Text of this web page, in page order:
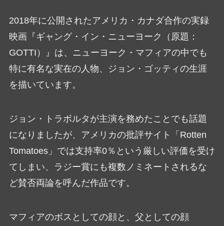
2018年に公開されたアメリカ・カナダ合作の実録
映画『ギャング・イン・ニューヨーク（原題：
GOTTI）』は、ニューヨーク・マフィアの中でも
特に有名な実在の人物、ジョン・ゴッティの生涯
を描いています。
ジョン・トラボルタが主演を務めたことでも話題
になりましたが、アメリカの批評サイト「Rotten
Tomatoes」では支持率0％という厳しい評価を受け
てしまい、ラジー賞にも複数ノミネートされるな
ど賛否両論を呼んだ作品です。
マフィアのボスとしての顔と、父としての顔